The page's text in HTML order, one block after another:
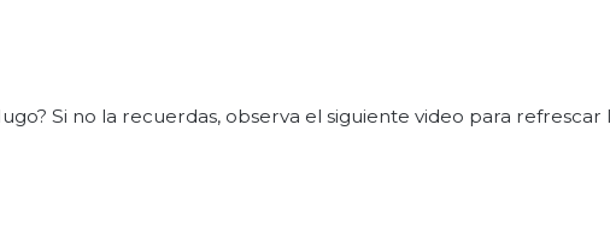
Si no la recuerdas, observa el siguiente video para refrescar